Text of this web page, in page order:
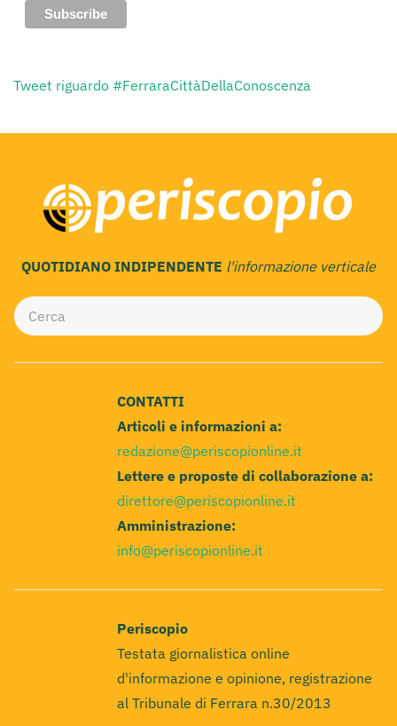
Tweet riguardo #FerraraCittàDellaConoscenza
QUOTIDIANO INDIPENDENTE l'informazione verticale
CONTATTI
Articoli e informazioni a:
redazione@periscopionline.it
Lettere e proposte di collaborazione a:
direttore@periscopionline.it
Amministrazione:
info@periscopionline.it
Periscopio
Testata giornalistica online
d'informazione e opinione, registrazione
al Tribunale di Ferrara n.30/2013